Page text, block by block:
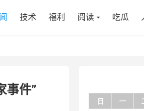
技术 福利 阅读 吃瓜
事件”
日 一